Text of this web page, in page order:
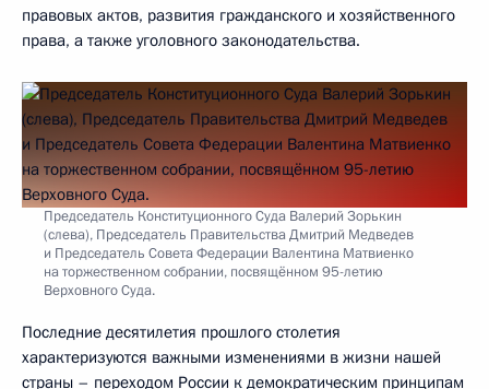
правовых актов, развития гражданского и хозяйственного
права, а также уголовного законодательства.
Председатель Конституционного Суда Валерий Зорькин
(слева), Председатель Правительства Дмитрий Медведев
и Председатель Совета Федерации Валентина Матвиенко
на торжественном собрании, посвящённом 95-летию
Верховного Суда.
Последние десятилетия прошлого столетия
характеризуются важными изменениями в жизни нашей
страны – переходом России к демократическим принципам